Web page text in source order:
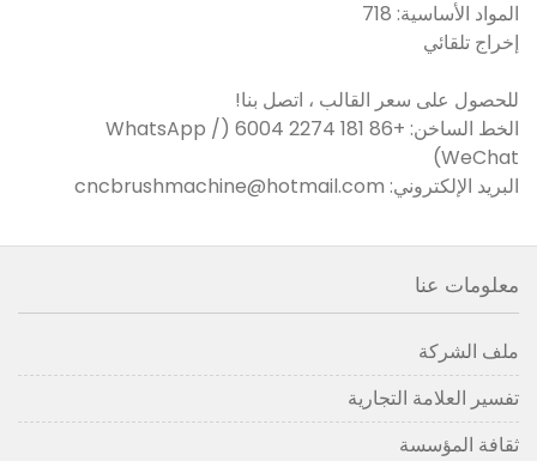
المواد الأساسية: 718
إخراج تلقائي
للحصول على سعر القالب ، اتصل بنا!
الخط الساخن: +86 181 2274 6004 (WhatsApp /
WeChat)
البريد الإلكتروني: cncbrushmachine@hotmail.com
معلومات عنا
ملف الشركة
تفسير العلامة التجارية
ثقافة المؤسسة